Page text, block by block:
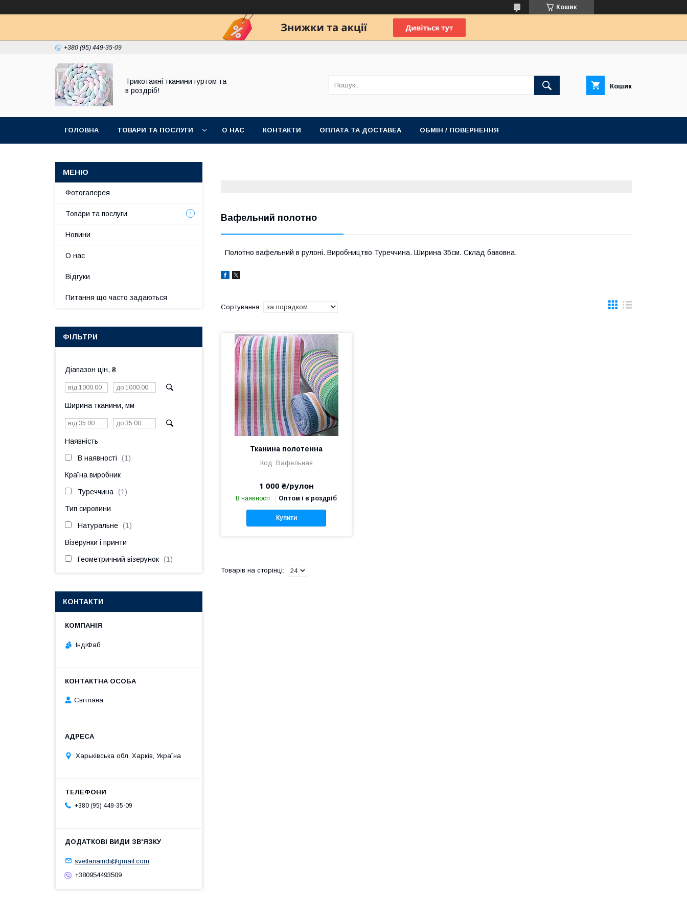
Кошик
+380 (95) 449-35-09
Трикотажні тканини гуртом та
в роздріб!
Кошик
ГОЛОВНА ТОВАРИ ТА ПОСЛУГИ О НАС КОНТАКТИ ОПЛАТА ТА ДОСТАВЕА ОБМІН / ПОВЕРНЕННЯ
Вафельний полотно
Полотно вафельний в рулоні. Виробництво Туреччина. Ширина 35см. Склад бавовна.
Тканина полотенна
Вафельная
1 000 ₴/рулон
В наявності Оптом і в роздріб
Купити
Фотогалерея
Товари та послуги
Новини
О нас
Відгуки
Питання що часто задаються
ФІЛЬТРИ
Діапазон цін, ₴
Ширина тканини, мм
Наявність
В наявності 1
Країна виробник
Туреччина 1
Тип сировини
Натуральне 1
Візерунки і принти
Геометричний візерунок 1
КОНТАКТИ
ІндіФаб
Світлана
Харьківська обл, Харків, Україна
+380 (95) 449-35-09
svetlanaindi@gmail.com
+380954493509